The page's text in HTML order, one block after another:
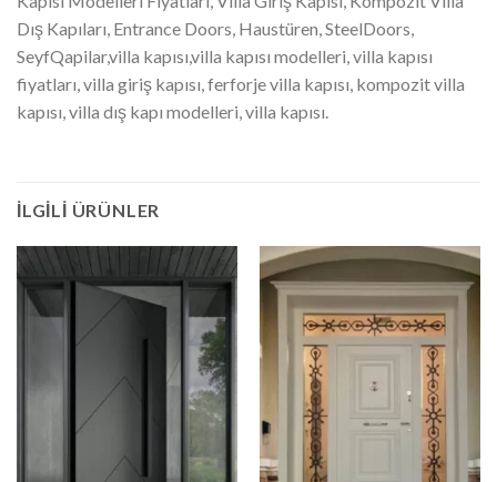
Dış Kapıları, Entrance Doors, Haustüren, SteelDoors,
SeyfQapilar,villa kapısı,villa kapısı modelleri, villa kapısı
fiyatları, villa giriş kapısı, ferforje villa kapısı, kompozit villa
kapısı, villa dış kapı modelleri, villa kapısı.
İLGILI ÜRÜNLER